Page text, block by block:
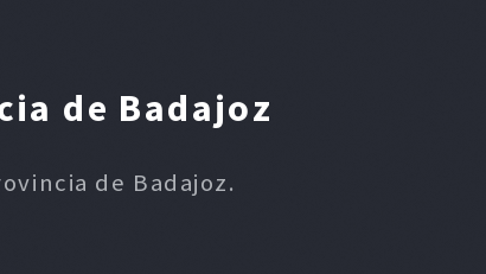
de Badajoz
de Badajoz.